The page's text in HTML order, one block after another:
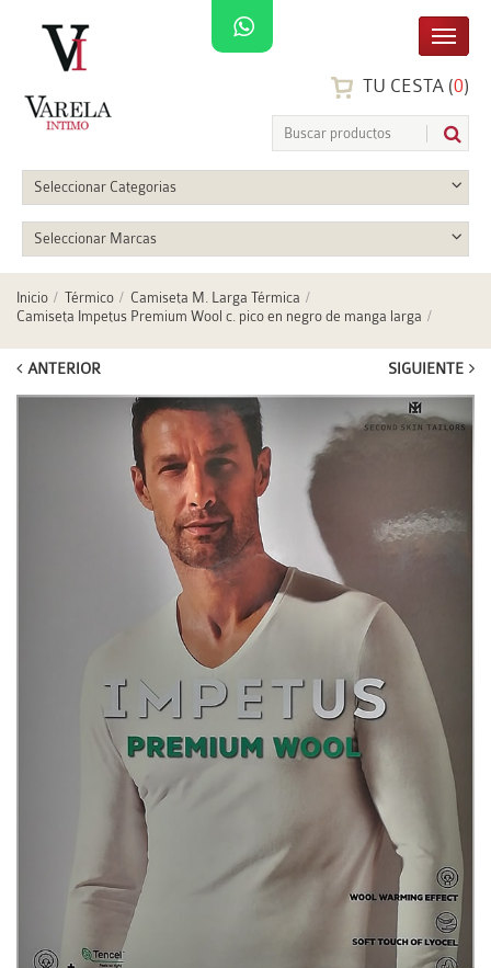
TU CESTA (0)
Seleccionar Categorias
Seleccionar Marcas
Inicio Térmico
Camiseta M. Larga Térmica
Camiseta Impetus Premium Wool c. pico en negro de manga larga
ANTERIOR SIGUIENTE